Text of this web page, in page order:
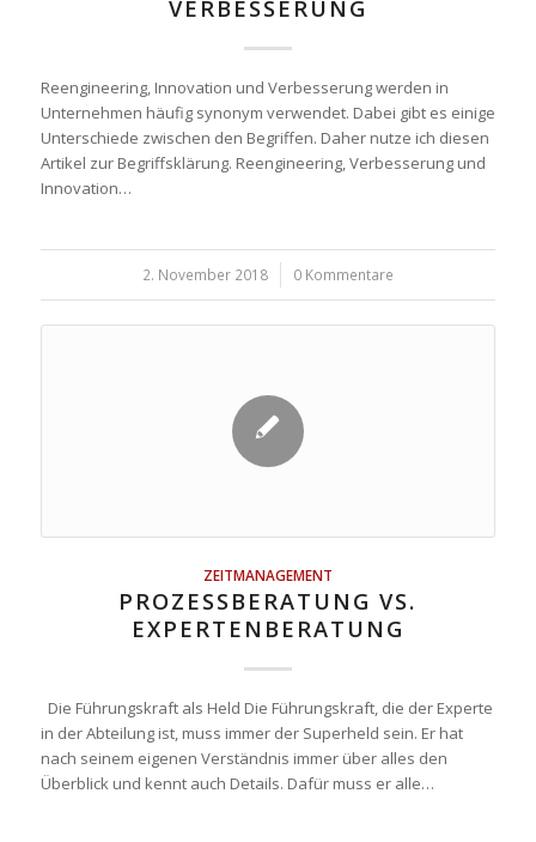
VERBESSERUNG
Reengineering, Innovation und Verbesserung werden in
Unternehmen häufig synonym verwendet. Dabei gibt es einige
Unterschiede zwischen den Begriffen. Daher nutze ich diesen
Artikel zur Begriffsklärung. Reengineering, Verbesserung und
Innovation…
2. November 2018
/ 0 Kommentare
ZEITMANAGEMENT
PROZESSBERATUNG VS.
EXPERTENBERATUNG
Die Führungskraft als Held Die Führungskraft, die der Experte
in der Abteilung ist, muss immer der Superheld sein. Er hat
nach seinem eigenen Verständnis immer über alles den
Überblick und kennt auch Details. Dafür muss er alle…